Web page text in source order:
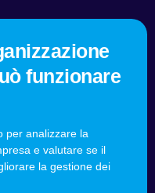
funzionare
per analizzare la
e valutare se il
la gestione dei